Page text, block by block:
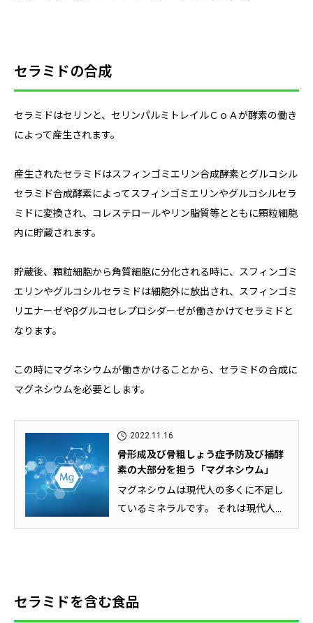
セラミドの合成
セラミドはセリンと、セリンパルミトレイルＣｏＡが酵素の働き
によって産生されます。
産生されたセラミドはスフィンゴミエリン合成酵素とグルコシル
セラミド合成酵素によってスフィンゴミエリンやグルコシルセラ
ミドに変換され、コレステロールやリン脂質等とともに顆粒細胞
内に貯蔵されます。
貯蔵後、顆粒細胞から角質細胞に分化される時に、スフィンゴミ
エリンやグルコシルセラミドは細胞外に放出され、スフィンゴミ
リエナーゼやβグルコセレプロシダーゼが働きかけてセラミドと
なります。
この時にマグネシウムが働きかけることから、セラミドの合成に
マグネシウムを必要とします。
2022.11.16
骨形成及び骨粗しょう症予防及び補酵
素の大部分を担う「マグネシウム」
マグネシウムは現代人の多くに不足し
ているミネラルです。 それは現代人に
不足しがちなある食品群にマグネ...
セラミドを含む食品